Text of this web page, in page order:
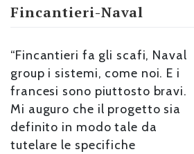
Fincantieri-Naval
“Fincantieri fa gli scafi, Naval
group i sistemi, come noi. E i
francesi sono piuttosto bravi.
Mi auguro che il progetto sia
definito in modo tale da
tutelare le specifiche